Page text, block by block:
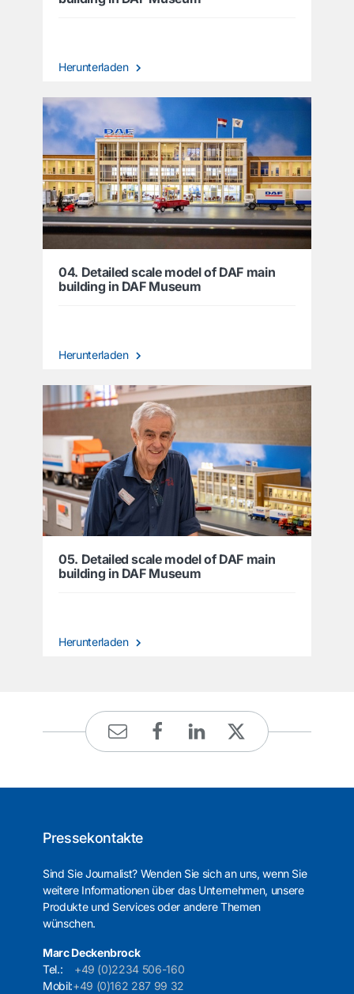
Herunterladen
04. Detailed scale model of DAF main
building in DAF Museum
Herunterladen
05. Detailed scale model of DAF main
building in DAF Museum
Herunterladen
Pressekontakte
Sind Sie Journalist? Wenden Sie sich an uns, wenn Sie
weitere Informationen über das Unternehmen, unsere
Produkte und Services oder andere Themen
wünschen.
Marc Deckenbrock
Tel.: +49 (0)2234 506-160
Mobil:+49 (0)162 287 99 32